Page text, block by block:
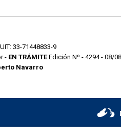
33-71448833-9
- EN TRÁMITE Edición Nº - 4294 - 08/
Navarro